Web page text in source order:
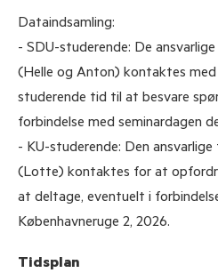
Dataindsamling:
- SDU-studerende: De
(Helle og Anton) kontaktes
studerende tid til at besvare
forbindelse med seminardagen
- KU-studerende: Den
(Lotte) kontaktes for at
at deltage, eventuelt i
Københavneruge 2, 2026.
Tidsplan